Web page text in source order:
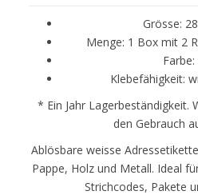
Grösse:
Menge: 1 Box mit 2
Klebefähigkeit:
* Ein Jahr Lagerbeständigkeit.
den Gebrauch
Ablösbare weisse
Pappe, Holz und Metall. Ideal
Strichcodes, Pakete